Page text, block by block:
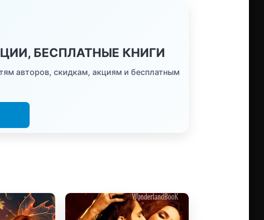
БЕСПЛАТНЫЕ КНИГИ
авторов, скидкам, акциям и бесплатным